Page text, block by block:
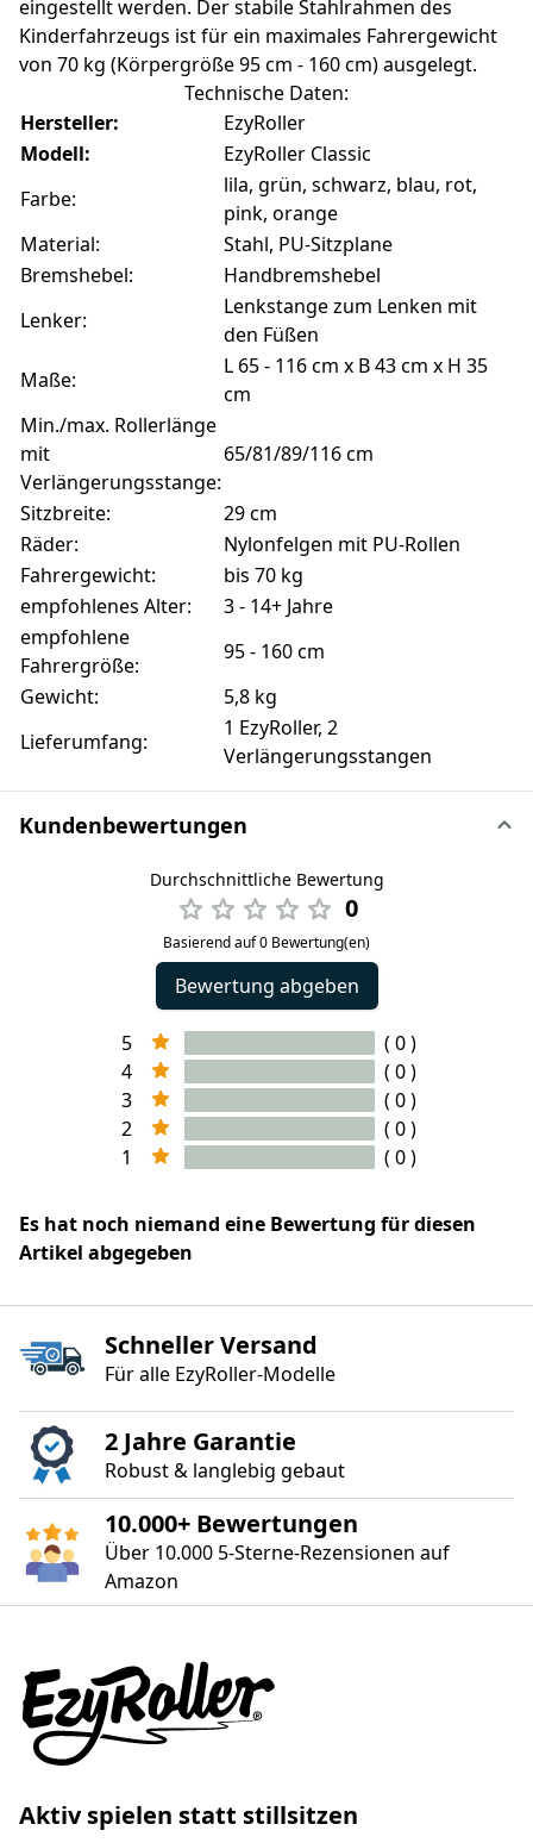
eingestellt werden. Der stabile Stahlrahmen des
Kinderfahrzeugs ist für ein maximales Fahrergewicht
von 70 kg (Körpergröße 95 cm - 160 cm) ausgelegt.
Technische Daten:
Hersteller:
EzyRoller
Modell:
EzyRoller Classic
Farbe:
lila, grün, schwarz, blau, rot,
pink, orange
Material:
Stahl, PU-Sitzplane
Bremshebel:
Handbremshebel
Lenker:
Lenkstange zum Lenken mit
den Füßen
Maße:
L 65 - 116 cm x B 43 cm x H 35
cm
Min./max. Rollerlänge
mit
Verlängerungsstange:
65/81/89/116 cm
Sitzbreite:
29 cm
Räder:
Nylonfelgen mit PU-Rollen
Fahrergewicht:
bis 70 kg
empfohlenes Alter:
3 - 14+ Jahre
empfohlene
Fahrergröße:
95 - 160 cm
Gewicht:
5,8 kg
Lieferumfang:
1 EzyRoller, 2
Verlängerungsstangen
Kundenbewertungen
Durchschnittliche Bewertung
0
Basierend auf 0 Bewertung(en)
Bewertung abgeben
5
( 0 )
4
( 0 )
3
( 0 )
2
( 0 )
1
( 0 )
Es hat noch niemand eine Bewertung für diesen
Artikel abgegeben
Schneller Versand
Für alle EzyRoller‑Modelle
2 Jahre Garantie
Robust & langlebig gebaut
10.000+ Bewertungen
Über 10.000 5‑Sterne‑Rezensionen auf
Amazon
Aktiv spielen statt stillsitzen